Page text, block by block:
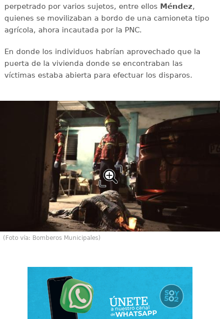
perpetrado por varios sujetos, entre ellos Méndez,
quienes se movilizaban a bordo de una camioneta tipo
agrícola, ahora incautada por la PNC.
En donde los individuos habrían aprovechado que la
puerta de la vivienda donde se encontraban las
víctimas estaba abierta para efectuar los disparos.
(Foto vía: Bomberos Municipales)